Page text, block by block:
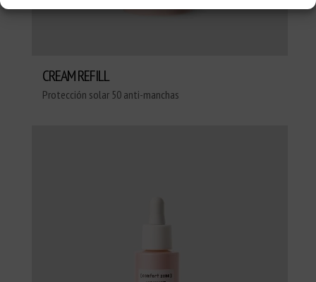
CREAM REFILL
Protección solar 50 anti-manchas